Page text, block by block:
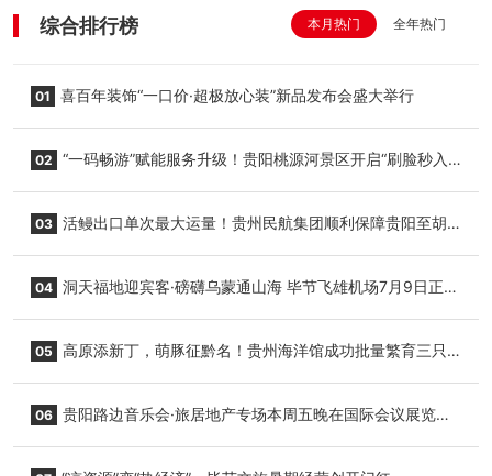
综合排行榜 本月热门 全年热门
01 喜百年装饰“一口价·超极放心装”新品发布会盛大举行
02 “一码畅游”赋能服务升级！贵阳桃源河景区开启“刷脸秒入
03 活鳗出口单次最大运量！贵州民航集团顺利保障贵阳至胡
04 洞天福地迎宾客·磅礴乌蒙通山海 毕节飞雄机场7月9日正式
05 高原添新丁，萌豚征黔名！贵州海洋馆成功批量繁育三只
06 贵阳路边音乐会·旅居地产专场本周五晚在国际会议展览中